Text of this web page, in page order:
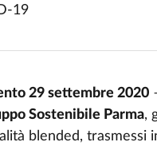
19
29 settembre 2020
Sostenibile Parma,
blended, trasmessi